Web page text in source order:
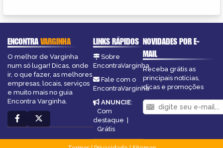
ENCONTRAVARGINHA
O melhor de Varginha
num só lugar! Dicas, onde
ir, o que fazer, as melhores
empresas, locais, serviços
e muito mais no guia
Encontra Varginha.
LINKS RÁPIDOS
Sobre
EncontraVarginha
Fale com o
EncontraVarginha
ANUNCIE:
Com
destaque |
Grátis
NOVIDADES POR E-
MAIL
Receba grátis as
principais notícias,
dicas e promoções